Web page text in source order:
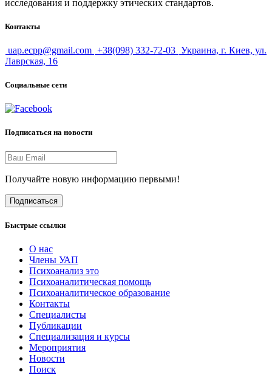
исследования и поддержку этических стандартов.
Контакты
uap.ecpp@gmail.com +38(098) 332-72-03 Украина, г. Киев, ул.
Лаврская, 16
Социальные сети
Подписаться на новости
Получайте новую информацию первыми!
Подписаться
Быстрые ссылки
О нас
Члены УАП
Психоанализ это
Психоаналитическая помощь
Психоаналитическое образование
Контакты
Специалисты
Публикации
Специализация и курсы
Мероприятия
Новости
Поиск